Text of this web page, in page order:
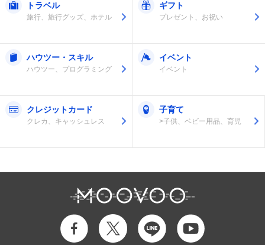
トラベル
旅行、旅行グッズ、ホテル
ギフト
プレゼント、お祝い
ハウツー・スキル
ハウツー、プログラミング
イベント
イベント
クレジットカード
クレカ、キャッシュレス
子育て
>子供、ベビー用品、育児